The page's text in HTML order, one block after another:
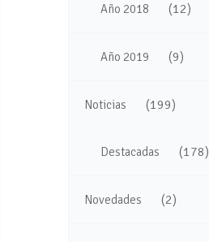
Año 2018 (12)
Año 2019 (9)
Noticias (199)
Destacadas (178)
Novedades (2)